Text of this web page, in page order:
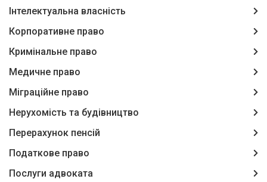
Інтелектуальна власність
Корпоративне право
Кримінальне право
Медичне право
Міграційне право
Нерухомість та будівництво
Перерахунок пенсій
Податкове право
Послуги адвоката